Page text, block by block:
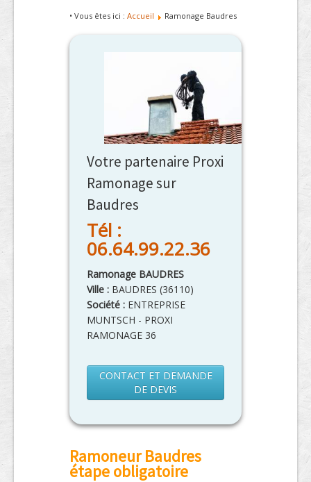
• Vous êtes ici : Accueil Ramonage Baudres
Votre partenaire Proxi
Ramonage sur
Baudres
Tél :
06.64.99.22.36
Ramonage BAUDRES
Ville : BAUDRES (36110)
Société : ENTREPRISE
MUNTSCH - PROXI
RAMONAGE 36
CONTACT ET DEMANDE
DE DEVIS
Ramoneur Baudres
étape obligatoire